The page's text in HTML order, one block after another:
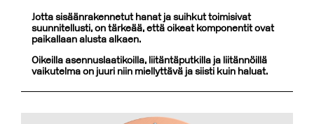
Jotta sisäänrakennetut hanat ja suihkut toimisivat
suunnitellusti, on tärkeää, että oikeat komponentit ovat
paikallaan alusta alkaen.
Oikeilla asennuslaatikoilla, liitäntäputkilla ja liitännöillä
vaikutelma on juuri niin miellyttävä ja siisti kuin haluat.